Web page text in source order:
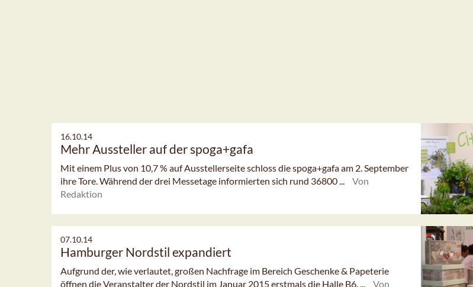
16.10.14
Mehr Aussteller auf der spoga+gafa
Mit einem Plus von 10,7 % auf Ausstellerseite schloss die spoga+gafa am 2. September
ihre Tore. Während der drei Messetage informierten sich rund 36800 ...
Von
Redaktion
07.10.14
Hamburger Nordstil expandiert
Aufgrund der, wie verlautet, großen Nachfrage im Bereich Geschenke & Papeterie
öffnen die Veranstalter der Nordstil im Januar 2015 erstmals die Halle B6. ...
Von